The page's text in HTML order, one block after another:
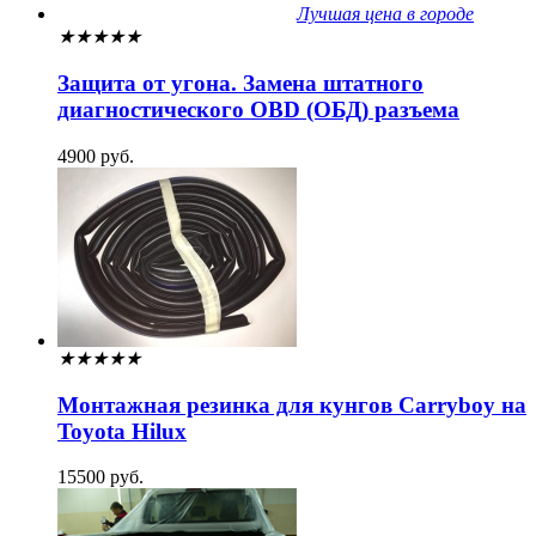
Лучшая цена в городе
★★★★★
Защита от угона. Замена штатного
диагностического OBD (ОБД) разъема
4900 руб.
★★★★★
Монтажная резинка для кунгов Carryboy на
Toyota Hilux
15500 руб.